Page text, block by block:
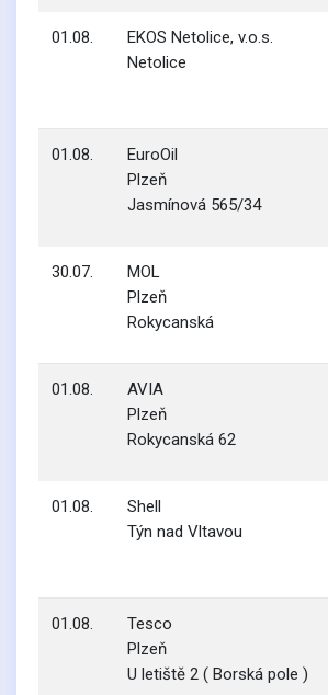
01.08.
EKOS Netolice, v.o.s.
Netolice
01.08.
EuroOil
Plzeň
Jasmínová 565/34
30.07.
MOL
Plzeň
Rokycanská
01.08.
AVIA
Plzeň
Rokycanská 62
01.08.
Shell
Týn nad Vltavou
01.08.
Tesco
Plzeň
U letiště 2 ( Borská pole )